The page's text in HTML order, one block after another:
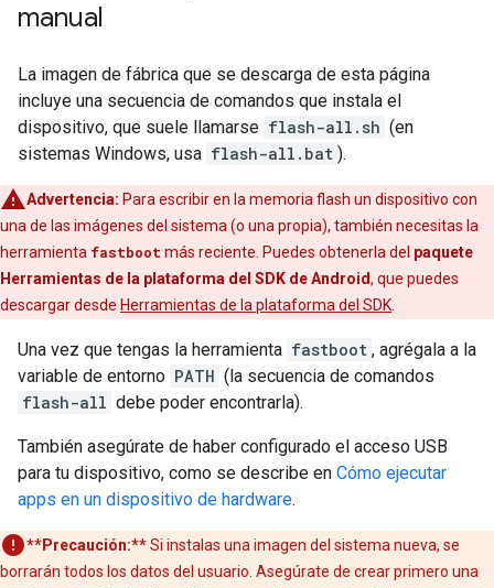
manual
La imagen de fábrica que se descarga de esta página
incluye una secuencia de comandos que instala el
dispositivo, que suele llamarse flash-all.sh (en
sistemas Windows, usa flash-all.bat ).
Advertencia: Para escribir en la memoria flash un dispositivo con
una de las imágenes del sistema (o una propia), también necesitas la
herramienta fastboot más reciente. Puedes obtenerla del paquete
Herramientas de la plataforma del SDK de Android, que puedes
descargar desde Herramientas de la plataforma del SDK
Una vez que tengas la herramienta fastboot , agrégala a la
variable de entorno PATH (la secuencia de comandos
flash-all debe poder encontrarla).
También asegúrate de haber configurado el acceso USB
para tu dispositivo, como se describe en Cómo ejecutar
apps en un dispositivo de hardware.
**Precaución:**Si instalas una imagen del sistema nueva, se
borrarán todos los datos del usuario. Asegúrate de crear primero una